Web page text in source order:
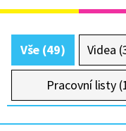
Vše (49) Videa
Pracovní listy